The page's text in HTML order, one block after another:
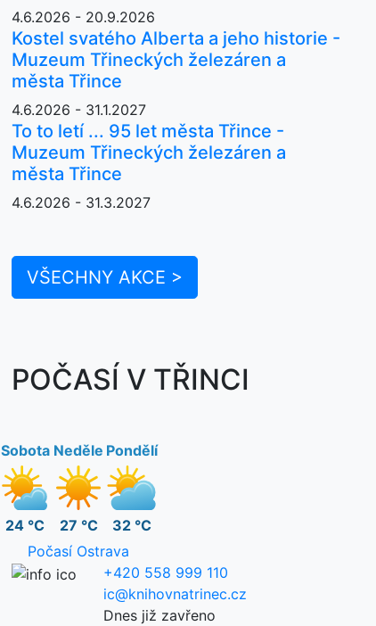
4.6.2026 - 20.9.2026
Kostel svatého Alberta a jeho historie -
Muzeum Třineckých železáren a
města Třince
4.6.2026 - 31.1.2027
To to letí ... 95 let města Třince -
Muzeum Třineckých železáren a
města Třince
4.6.2026 - 31.3.2027
VŠECHNY AKCE >
POČASÍ V TŘINCI
Sobota
24 °C
Neděle
27 °C
Pondělí
32 °C
Počasí Ostrava
+420 558 999 110
ic@knihovnatrinec.cz
Dnes již zavřeno